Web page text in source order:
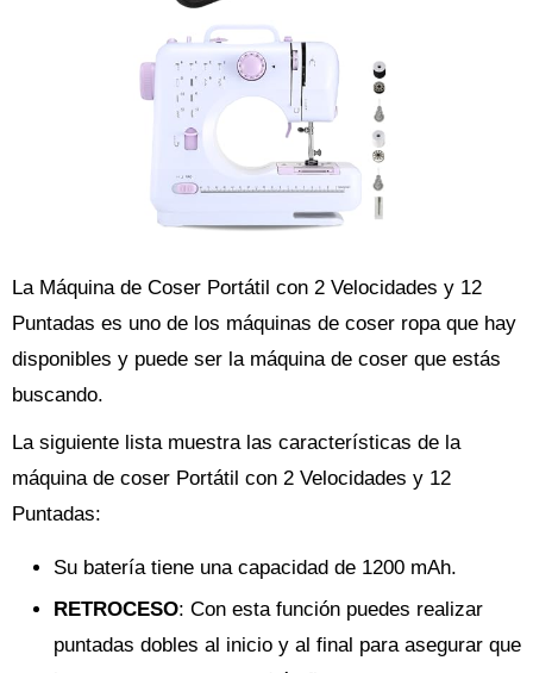
La Máquina de Coser Portátil con 2 Velocidades y 12
Puntadas es uno de los máquinas de coser ropa que hay
disponibles y puede ser la máquina de coser que estás
buscando.
La siguiente lista muestra las características de la
máquina de coser Portátil con 2 Velocidades y 12
Puntadas:
Su batería tiene una capacidad de 1200 mAh.
RETROCESO: Con esta función puedes realizar
puntadas dobles al inicio y al final para asegurar que